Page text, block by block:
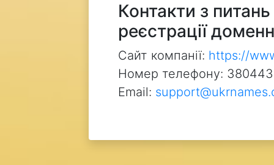
Контакти з
реєстрації
Сайт компанії: https://
Номер телефону:
Email: